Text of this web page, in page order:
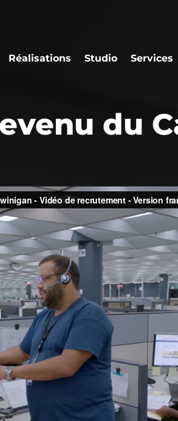
Réalisations Studio Services
du